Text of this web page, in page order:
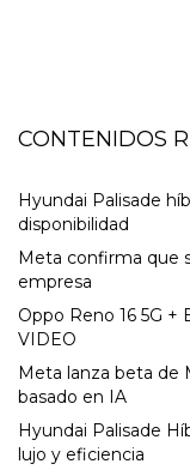
CONTENIDOS
Hyundai Palisade
disponibilidad
Meta confirma que
empresa
Oppo Reno 16 5G
VIDEO
Meta lanza beta de
basado en IA
Hyundai Palisade
lujo y eficiencia